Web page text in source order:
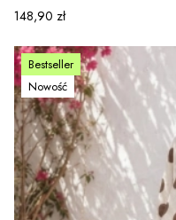
Cena
148,90 zł
Bestseller
Nowość